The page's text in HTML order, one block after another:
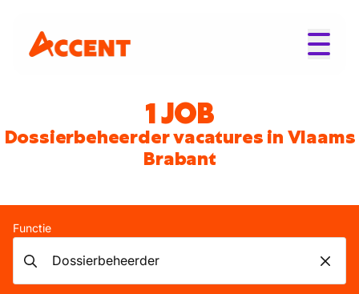
1 JOB
Dossierbeheerder vacatures in Vlaams
Brabant
Functie